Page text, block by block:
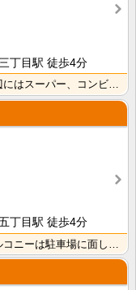
丁目駅 徒歩4分
丁目駅 徒歩4分